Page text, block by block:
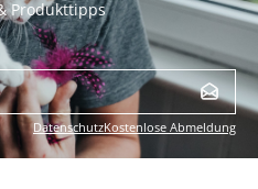
Produkttipps
DatenschutzKostenlose Abmeldung